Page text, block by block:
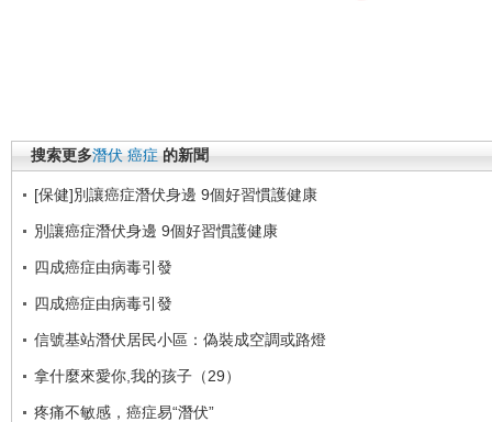
搜索更多潛伏 癌症 的新聞
[保健]別讓癌症潛伏身邊 9個好習慣護健康
別讓癌症潛伏身邊 9個好習慣護健康
四成癌症由病毒引發
四成癌症由病毒引發
信號基站潛伏居民小區：偽裝成空調或路燈
拿什麼來愛你,我的孩子（29）
疼痛不敏感，癌症易“潛伏”